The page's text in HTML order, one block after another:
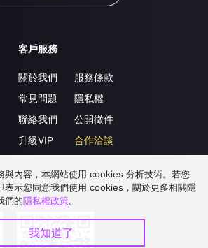
客戶服務
關於我們
常見問題
聯絡我們
升級VIP
服務條款
隱私權
公開徵件
合作洽談
與內容，本網站使用 cookies 分析技術。若您
表示您同意我們使用 cookies，關於更多相關隱
們的隱私權政策。
我知道了